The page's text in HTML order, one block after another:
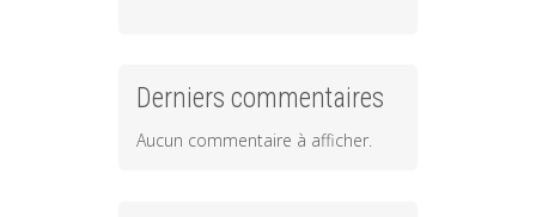
Derniers commentaires
Aucun commentaire à afficher.